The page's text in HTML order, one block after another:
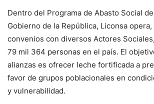
Dentro del Programa de Abasto Social
Gobierno de la República, Liconsa opera,
convenios con diversos Actores
79 mil 364 personas en el país. El
alianzas es ofrecer leche fortificada a
favor de grupos poblacionales en
y vulnerabilidad.